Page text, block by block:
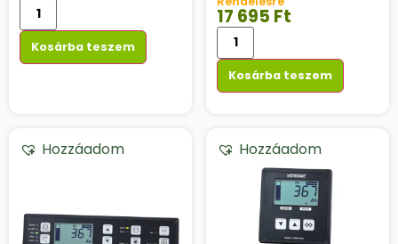
Kosárba teszem
17 695 Ft
Kosárba teszem
Hozzáadom Hozzáadom